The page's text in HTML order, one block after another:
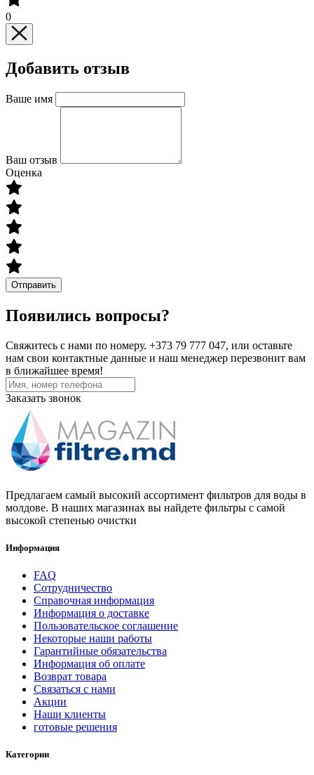
0
Добавить отзыв
Ваше имя
Ваш отзыв
Оценка
Отправить
Появились вопросы?
Свяжитесь с нами по номеру. +373 79 777 047, или оставьте
нам свои контактные данные и наш менеджер перезвонит вам
в ближайшее время!
Заказать звонок
Предлагаем самый высокий ассортимент фильтров для воды в
молдове. В наших магазинах вы найдете фильтры с самой
высокой степенью очистки
Информация
FAQ
Сотрудничество
Справочная информация
Информация о доставке
Пользовательское соглашение
Некоторые наши работы
Гарантийные обязательства
Информация об оплате
Возврат товара
Связаться с нами
Акции
Наши клиенты
готовые решения
Категории